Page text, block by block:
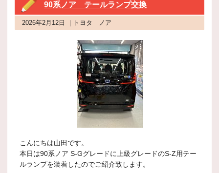
90系ノア テールランプ交換
2026年2月12日 ｜トヨタ ノア
こんにちは山田です。
本日は90系ノア S-Gグレードに上級グレードのS-Z用テー
ルランプを装着したのでご紹介致します。